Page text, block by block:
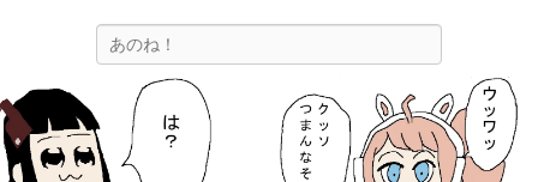
ひらちょんの中華端末隔離倉庫
ほたがページ上部にある検索バーを消してくれたサイトです。